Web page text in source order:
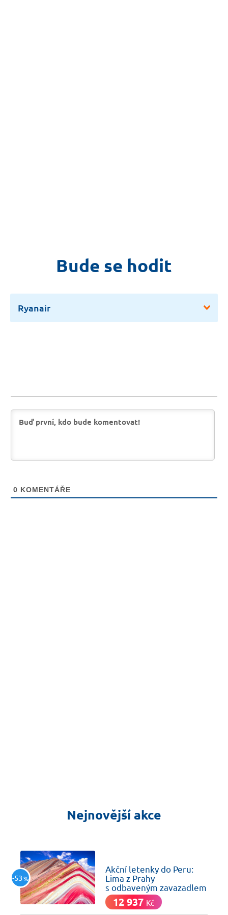
Bude se hodit
Ryanair
0 KOMENTÁŘE
Nejnovější akce
-53%
Akční letenky do Peru:
Lima z Prahy
s odbaveným zavazadlem
12 937 Kč